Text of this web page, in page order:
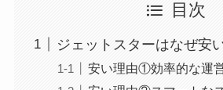
目次
ジェットスターはなぜ安
安い理由①効率的な運